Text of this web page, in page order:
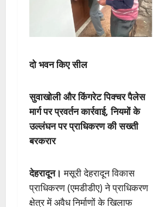
दो भवन किए सील
सुवाखोली और किंगरेट पिक्चर पैलेस
मार्ग पर प्रवर्तन कार्रवाई, नियमों के
उल्लंघन पर प्राधिकरण की सख्ती
बरकरार
देहरादून। मसूरी देहरादून विकास
प्राधिकरण (एमडीडीए) ने प्राधिकरण
क्षेत्र में अवैध निर्माणों के खिलाफ